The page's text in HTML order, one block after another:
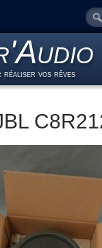
Audio
réaliser vos rêves